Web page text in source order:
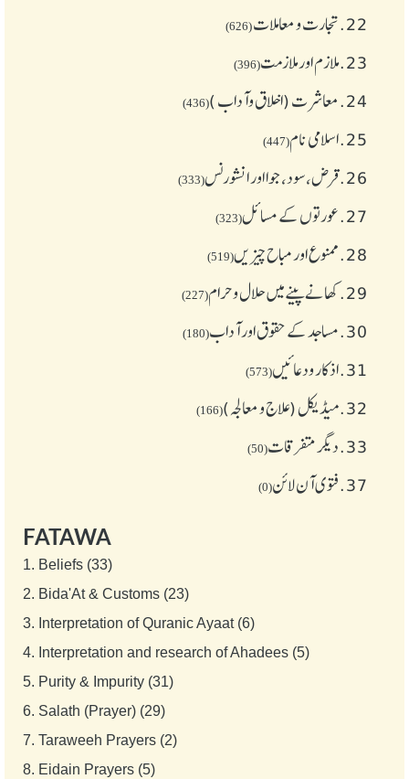
22. تجارت و معاملات(626)
23. ملازم اور ملازمت(396)
24. معاشرت (اخلاق وآداب )(436)
25. اسلامی نام(447)
26. قرض،سود، جوا اور انشورنس(333)
27. عورتوں کے مسائل(323)
28. ممنوع اور مباح چیز یں(519)
29. کھانے پینے میں حلال و حرام(227)
30. مساجد کے حقوق اور آداب(180)
31. اذکار ودعائیں(573)
32. میڈیکل (علاج و معالجہ)(166)
33. دیگر متفرقات(50)
37. فتوی آن لائن(0)
FATAWA
1. Beliefs (33)
2. Bida'At & Customs (23)
3. Interpretation of Quranic Ayaat (6)
4. Interpretation and research of Ahadees (5)
5. Purity & Impurity (31)
6. Salath (Prayer) (29)
7. Taraweeh Prayers (2)
8. Eidain Prayers (5)